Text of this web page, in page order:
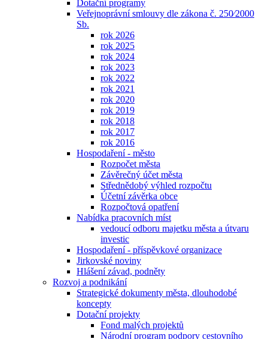
Dotační programy
Veřejnoprávní smlouvy dle zákona č. 250⁄2000
Sb.
rok 2026
rok 2025
rok 2024
rok 2023
rok 2022
rok 2021
rok 2020
rok 2019
rok 2018
rok 2017
rok 2016
Hospodaření - město
Rozpočet města
Závěrečný účet města
Střednědobý výhled rozpočtu
Účetní závěrka obce
Rozpočtová opatření
Nabídka pracovních míst
vedoucí odboru majetku města a útvaru
investic
Hospodaření - příspěvkové organizace
Jirkovské noviny
Hlášení závad, podněty
Rozvoj a podnikání
Strategické dokumenty města, dlouhodobé
koncepty
Dotační projekty
Fond malých projektů
Národní program podpory cestovního